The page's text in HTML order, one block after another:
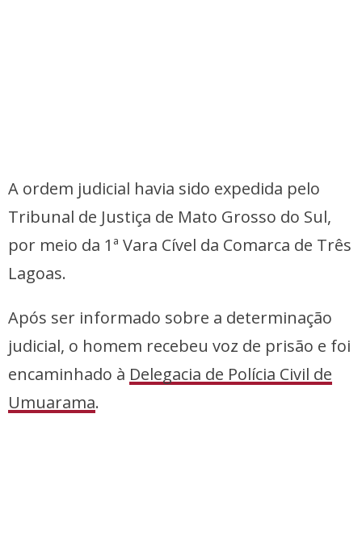
A ordem judicial havia sido expedida pelo
Tribunal de Justiça de Mato Grosso do Sul,
por meio da 1ª Vara Cível da Comarca de Três
Lagoas.
Após ser informado sobre a determinação
judicial, o homem recebeu voz de prisão e foi
encaminhado à Delegacia de Polícia Civil de
Umuarama.